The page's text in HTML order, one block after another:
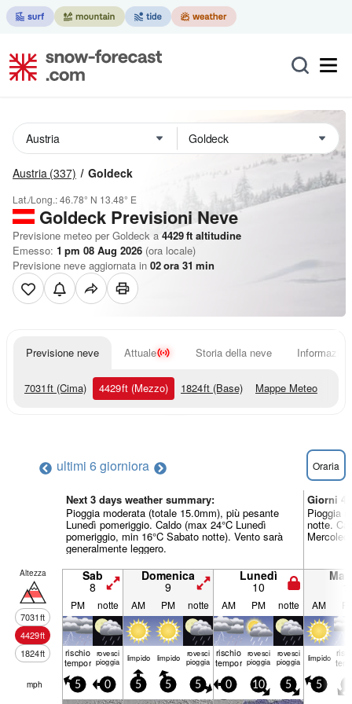
Austria (337) Goldeck
Lat./Long.:46.78° N 13.48° E
Goldeck Previsioni Neve
Previsione meteo per Goldeck a 4429ft altitudine
Emesso: 1 pm 08 Aug 2026 (ora locale)
Previsione neve aggiornata in 02ora 31 min
Previsione neve Attuale Storia della neve
7031ft (Cima) 4429ft (Mezzo) 1824ft (Base) Mappe Meteo
ultimi 6 giorniora Oraria
Next 3 days weather summary:
Pioggia moderata (totale 15.0mm), più pesante
Lunedì pomeriggio. Caldo (max 24°C Lunedì
pomeriggio, min 16°C Sabato notte). Vento sarà
generalmente leggero.
Giorni
Pioggia
notte.
Altezza
7031ft
4429ft
1824ft
Sab
8
Domenica
9
Lunedì
10
PM notte AM PM notte AM PM notte AM
rischio
temporale
rovesci
pioggia limp­ido limp­ido rovesci
pioggia
rischio
temporale
rovesci
pioggia
rovesci
pioggia limp­ido
mph 5 0 5 5 5 0 10 5 5